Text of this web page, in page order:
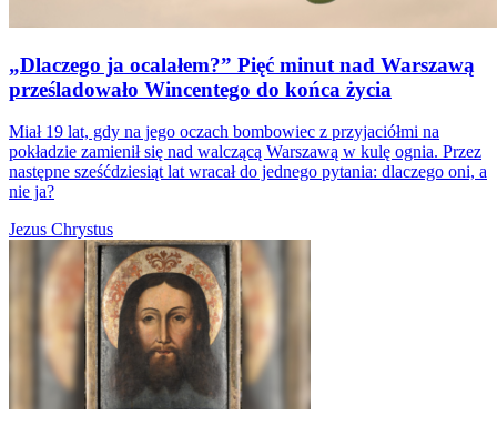
„Dlaczego ja ocalałem?” Pięć minut nad Warszawą
prześladowało Wincentego do końca życia
Miał 19 lat, gdy na jego oczach bombowiec z przyjaciółmi na
pokładzie zamienił się nad walczącą Warszawą w kulę ognia. Przez
następne sześćdziesiąt lat wracał do jednego pytania: dlaczego oni, a
nie ja?
Jezus Chrystus